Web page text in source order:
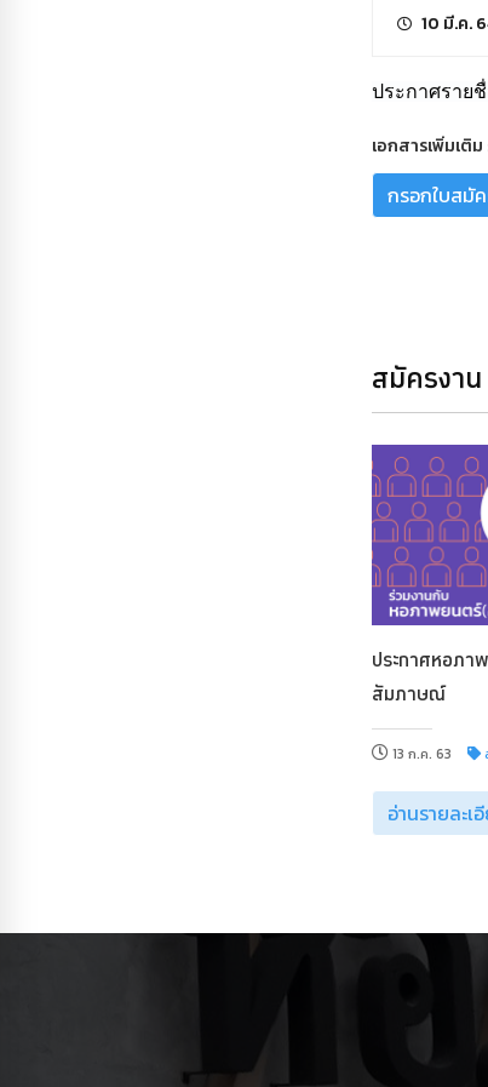
10 มี.ค.
ประกาศราย
เอกสารเพิ่มเติม
กรอกใบสมั
สมัครงาน
ประกาศหอภา
สัมภาษณ์
13 ก.ค. 63
อ่านรายละเ